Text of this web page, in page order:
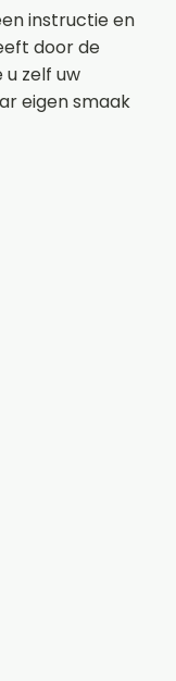
instructie en
door de
zelf uw
eigen smaak